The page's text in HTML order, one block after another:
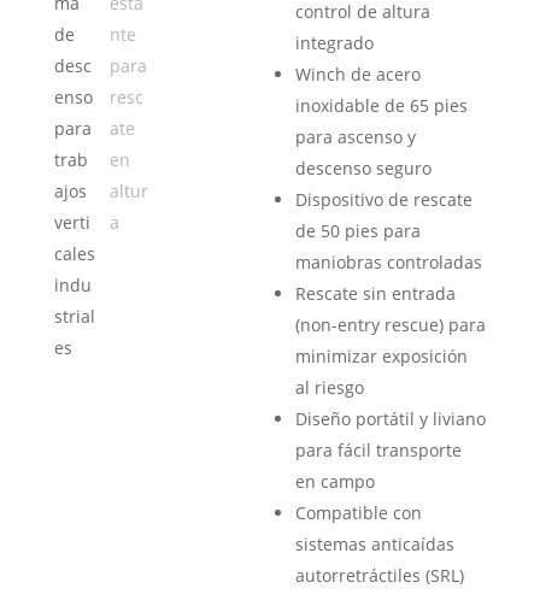
control de altura
integrado
Winch de acero
inoxidable de 65 pies
para ascenso y
descenso seguro
Dispositivo de rescate
de 50 pies para
maniobras controladas
Rescate sin entrada
(non-entry rescue) para
minimizar exposición
al riesgo
Diseño portátil y liviano
para fácil transporte
en campo
Compatible con
sistemas anticaídas
autorretráctiles (SRL)